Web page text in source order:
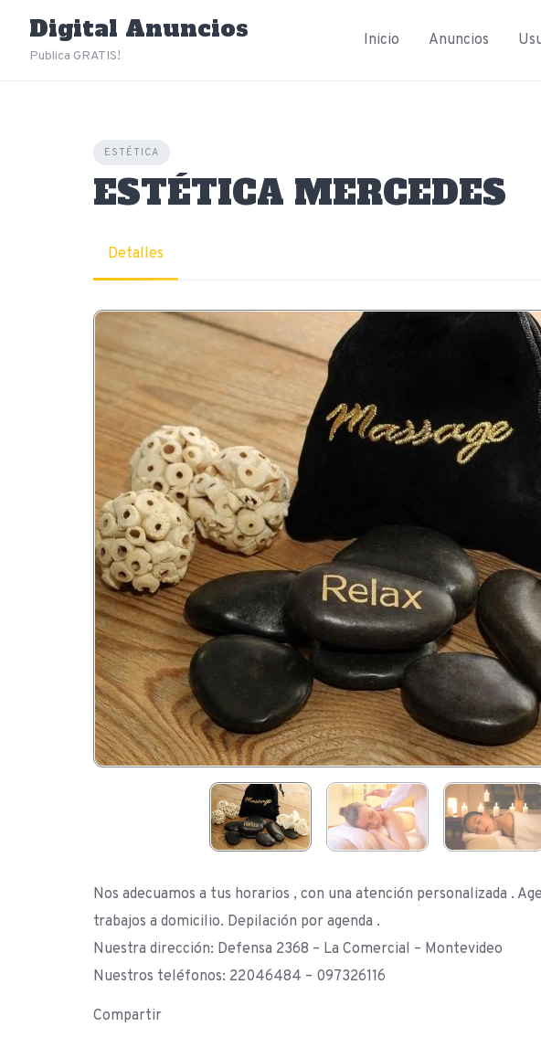
content
Digital Anuncios
Publica GRATIS!
Inicio Anuncios
ESTÉTICA
ESTÉTICA MERCEDES
Detalles
Nos adecuamos a tus horarios , con una atención personalizada .
trabajos a domicilio. Depilación por agenda .
Nuestra dirección: Defensa 2368 – La Comercial – Montevideo
Nuestros teléfonos: 22046484 – 097326116
Compartir